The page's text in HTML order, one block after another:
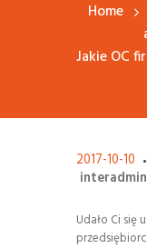
Home
Jakie OC
2017-10-10
interadmin
Udało Ci się